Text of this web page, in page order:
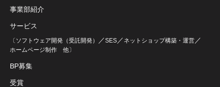
事業部紹介
サービス
〔ソフトウェア開発（受託開発） ／SES ／ ネットショップ構築・運営 ／
ホームページ制作 他〕
BP募集
受賞